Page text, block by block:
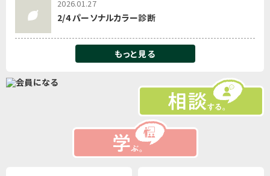
2026.01.27
2/4 パーソナルカラー診断
もっと見る